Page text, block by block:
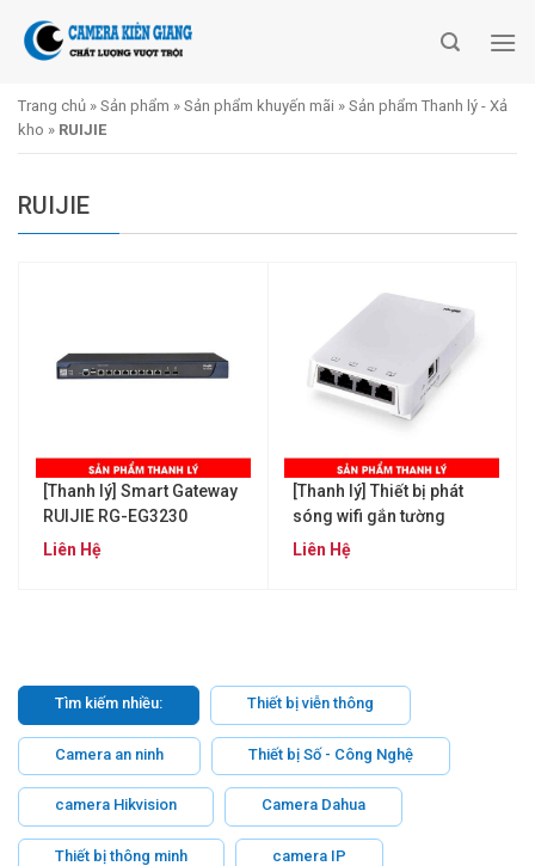
Trang chủ » Sản phẩm » Sản phẩm khuyến mãi » Sản phẩm Thanh lý - Xả
kho » RUIJIE
RUIJIE
[Thanh lý] Smart Gateway
RUIJIE RG-EG3230
Liên Hệ
[Thanh lý] Thiết bị phát
sóng wifi gắn tường
RUIJIE RG-AP130(L)
Liên Hệ
Tìm kiếm nhiều: Thiết bị viễn thông
Camera an ninh Thiết bị Số - Công Nghệ
camera Hikvision Camera Dahua
Thiết bị thông minh camera IP